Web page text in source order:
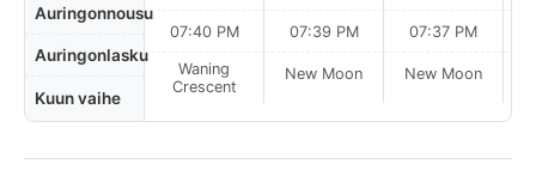
Auringonnousu
Auringonlasku
Kuun vaihe
07:40 PM
Waning
Crescent
07:39 PM
New Moon
07:37 PM
New Moon